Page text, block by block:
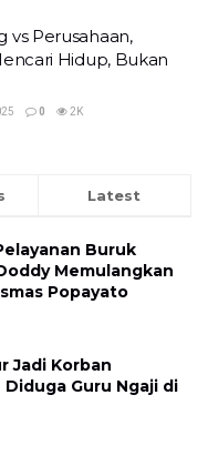
vs Perusahaan,
Hidup, Bukan
0 2K
Latest
Buruk
Memulangkan
Popayato
Jadi Korban
Guru Ngaji di